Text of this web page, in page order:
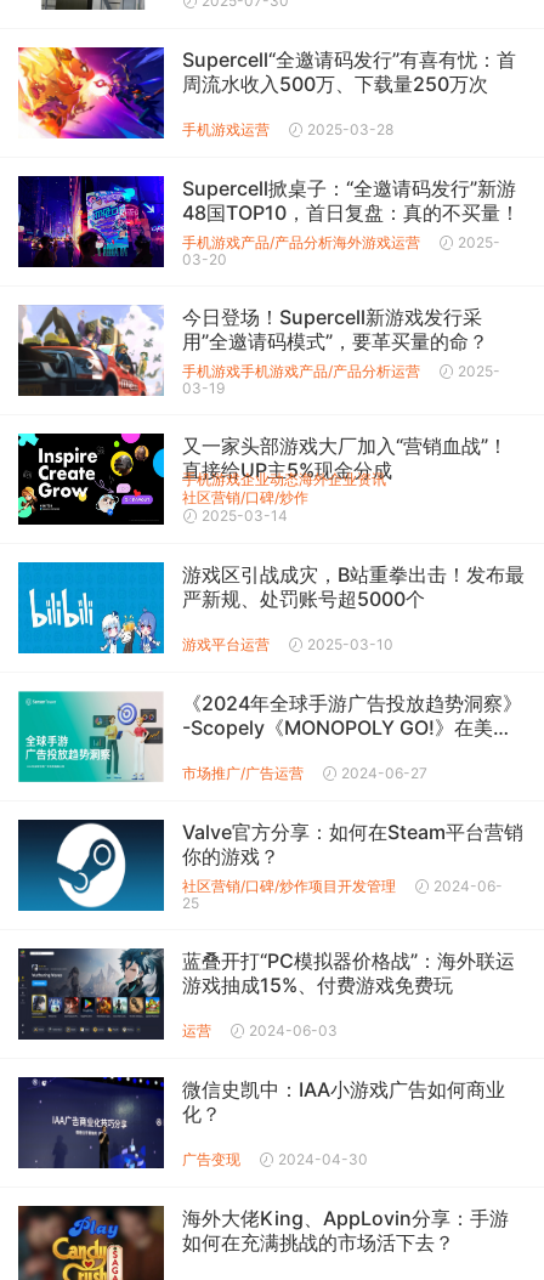
Supercell“全邀请码发行”有喜有忧：首
周流水收入500万、下载量250万次
手机游戏运营 2025-03-28
Supercell掀桌子：“全邀请码发行”新游
48国TOP10，首日复盘：真的不买量！
手机游戏产品/产品分析海外游戏运营
2025-
03-20
今日登场！Supercell新游戏发行采
用”全邀请码模式”，要革买量的命？
手机游戏手机游戏产品/产品分析运营
2025-
03-19
又一家头部游戏大厂加入“营销血战”！
直接给UP主5%现金分成
手机游戏企业动态海外企业资讯
社区营销/口碑/炒作
2025-03-14
游戏区引战成灾，B站重拳出击！发布最
严新规、处罚账号超5000个
游戏平台运营 2025-03-10
《2024年全球手游广告投放趋势洞察》
-Scopely《MONOPOLY GO!》在美国
人的22
市场推广/广告运营 2024-06-27
Valve官方分享：如何在Steam平台营销
你的游戏？
社区营销/口碑/炒作项目开发管理
2024-06-
25
蓝叠开打“PC模拟器价格战”：海外联运
游戏抽成15%、付费游戏免费玩
运营 2024-06-03
微信史凯中：IAA小游戏广告如何商业
化？
广告变现 2024-04-30
海外大佬King、AppLovin分享：手游
如何在充满挑战的市场活下去？